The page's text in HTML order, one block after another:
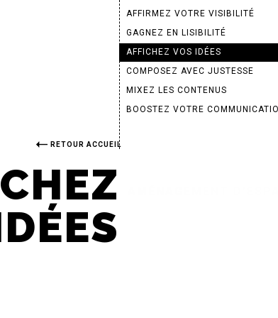
RETOUR ACCUEIL
AFFIRMEZ VOTRE VISIBILITÉ
GAGNEZ EN LISIBILITÉ
AFFICHEZ VOS IDÉES
COMPOSEZ AVEC JUSTESSE
MIXEZ LES CONTENUS
BOOSTEZ VOTRE